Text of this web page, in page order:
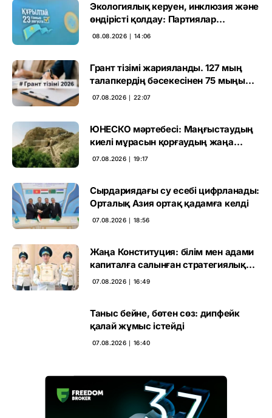
Экологиялық керуен, инклюзия және
өндірісті қолдау: Партиялар
өңірлерде қандай мәселе көтерді
08.08.2026 ∣ 14:06
Грант тізімі жарияланды. 127 мың
талапкердің бәсекесінен 75 мыңы
өтті
07.08.2026 ∣ 22:07
ЮНЕСКО мәртебесі: Маңғыстаудың
киелі мұрасын қорғаудың жаңа
кезеңі басталды
07.08.2026 ∣ 19:17
Сырдариядағы су есебі цифрланады:
Орталық Азия ортақ қадамға келді
07.08.2026 ∣ 18:56
Жаңа Конституция: білім мен адами
капиталға салынған стратегиялық
негіз
07.08.2026 ∣ 16:49
Таныс бейне, бөтен сөз: дипфейк
қалай жұмыс істейді
07.08.2026 ∣ 16:40